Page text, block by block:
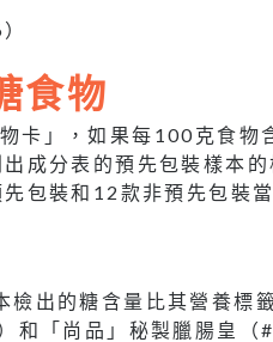
食物
卡」，如果每100克食物
成分表的預先包裝樣本
包裝和12款非預先包裝
檢出的糖含量比其營養標
和「尚品」秘製臘腸皇